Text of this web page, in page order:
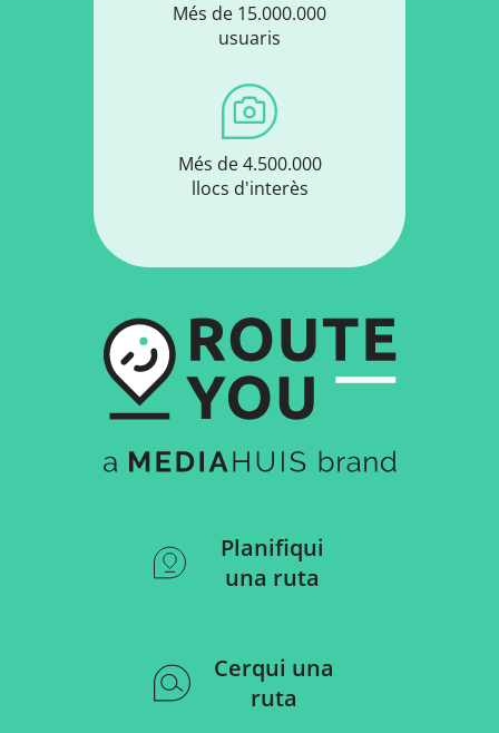
Més de 15.000.000
usuaris
Més de 4.500.000
llocs d'interès
Planifiqui
una ruta
Cerqui una
ruta